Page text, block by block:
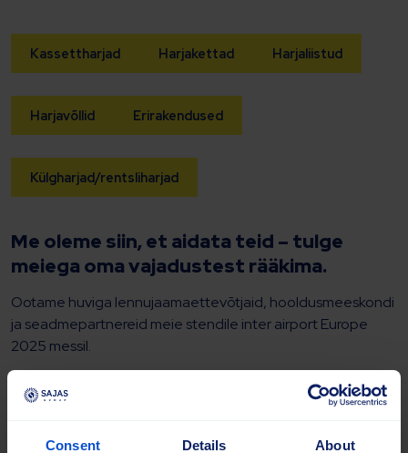
Consent Details About
Kassettharjad Harjakettad Harjaliistud
Harjavõllid Erirakendused
Külgharjad/rentsliharjad
Me oleme siin, et aidata teid – tulge
meiega oma vajadustest rääkima.
Ootame huviga lennujaamaettevõtjaid, hooldusmeeskondi
ja seadmepartnereid meie stendile inter airport Europe
2025 messil.